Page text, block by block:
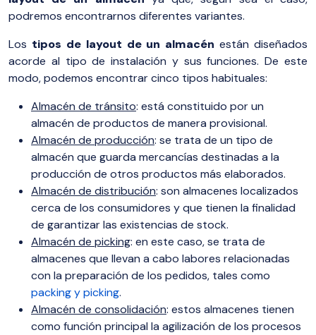
podremos encontrarnos diferentes variantes.
Los tipos de layout de un almacén están diseñados
acorde al tipo de instalación y sus funciones. De este
modo, podemos encontrar cinco tipos habituales:
Almacén de tránsito: está constituido por un
almacén de productos de manera provisional.
Almacén de producción: se trata de un tipo de
almacén que guarda mercancías destinadas a la
producción de otros productos más elaborados.
Almacén de distribución: son almacenes localizados
cerca de los consumidores y que tienen la finalidad
de garantizar las existencias de stock.
Almacén de picking: en este caso, se trata de
almacenes que llevan a cabo labores relacionadas
con la preparación de los pedidos, tales como
packing y picking.
Almacén de consolidación: estos almacenes tienen
como función principal la agilización de los procesos